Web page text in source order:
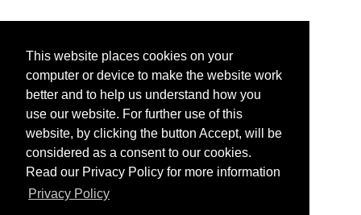
This website places cookies on your
computer or device to make the website work
better and to help us understand how you
use our website. For further use of this
website, by clicking the button Accept, will be
considered as a consent to our cookies.
Read our Privacy Policy for more information
Privacy Policy